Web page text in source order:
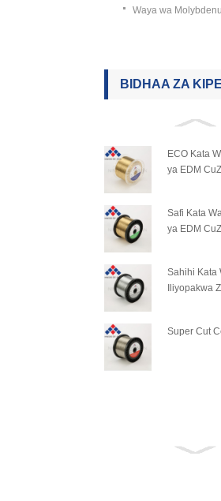
Waya wa
BIDHAA ZA
ECO Kata
ya EDM
Safi Kata
ya EDM
Sahihi Kata
Iliyopakwa
Super Cut